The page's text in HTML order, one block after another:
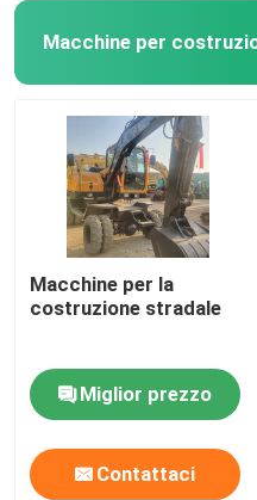
Camioni elevatori
Caricatori usati
Granate per autocarri
Classificatore stradale
Roller stradali usati
Caricatore di
Macchine per
Macchine per la
costruzione stradale
Miglior prezzo
Contattaci